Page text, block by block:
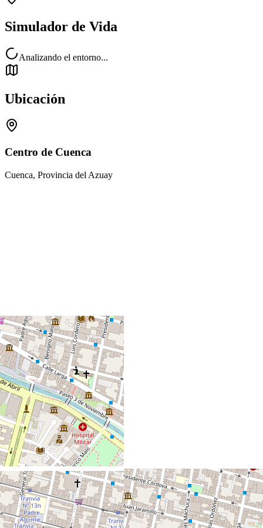
Simulador de Vida
Analizando el entorno...
Ubicación
Centro de Cuenca
Cuenca, Provincia del Azuay